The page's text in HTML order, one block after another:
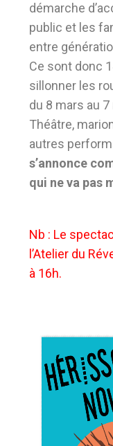
démarche
public et les
entre
Ce sont donc
sillonner les
du 8 mars au 7
Théâtre,
autres
s’annonce
qui ne va pas
Nb : Le
l’Atelier du
à 16h.